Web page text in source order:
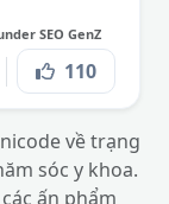
SEO GenZ
110
về trạng
sóc y khoa.
ấn phẩm